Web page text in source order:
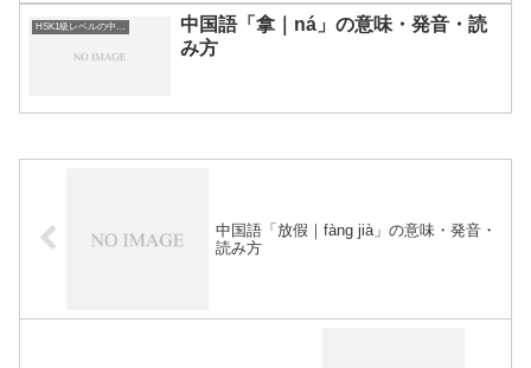
中国語「拿｜ná」の意味・発音・読
み方
中国語「放假｜fàng jià」の意味・発音・
読み方